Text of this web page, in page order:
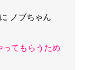
に
ノブちゃん
てもらうため